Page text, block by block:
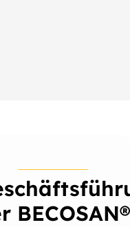
BECOSAN®